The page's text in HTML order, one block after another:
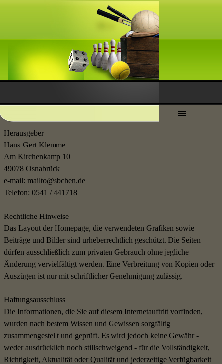
Herausgeber
Hans-Gert Klemme
Am Kirchenkamp 10
49078 Osnabrück
e-mail: mailto@sbchen.de
Telefon: 0541 / 441718
Rechtliche Hinweise
Das Layout der Homepage, die verwendeten Grafiken sowie
Beiträge und Bilder sind urheberrechtlich geschützt. Die Seiten
dürfen ausschließlich zum privaten Gebrauch ohne jegliche
Änderung vervielfältigt werden. Eine Verbreitung von Kopien oder
Auszügen ist nur mit schriftlicher Genehmigung zulässig.
Haftungsausschluss
Die Informationen, die Sie auf diesem Internetauftritt vorfinden,
wurden nach bestem Wissen und Gewissen sorgfältig
zusammengestellt und geprüft. Es wird jedoch keine Gewähr -
weder ausdrücklich noch stillschweigend - für die Vollständigkeit,
Richtigkeit, Aktualität oder Qualität und jederzeitige Verfügbarkeit